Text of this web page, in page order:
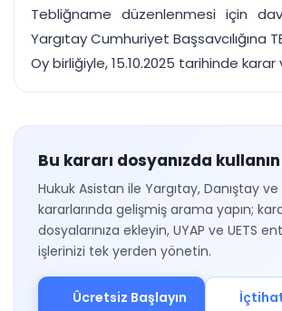
Tebliğname düzenlenmesi için
Yargıtay Cumhuriyet Başsavcılığına
Oy birliğiyle, 15.10.2025 tarihinde karar
Bu kararı dosyanızda kullanın
Hukuk Asistan ile Yargıtay, Danıştay
kararlarında gelişmiş arama yapın;
dosyalarınıza ekleyin, UYAP ve UETS
işlerinizi tek yerden yönetin.
Ücretsiz Başlayın